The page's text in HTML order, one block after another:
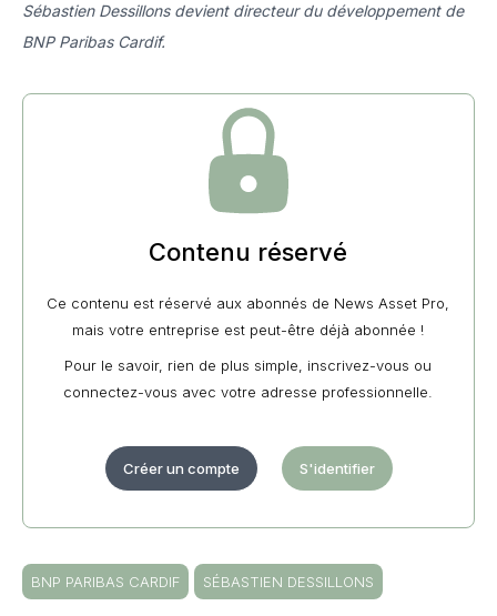
Sébastien Dessillons devient directeur du développement de
BNP Paribas Cardif.
Contenu réservé
Ce contenu est réservé aux abonnés de News Asset Pro,
mais votre entreprise est peut-être déjà abonnée !
Pour le savoir, rien de plus simple, inscrivez-vous ou
connectez-vous avec votre adresse professionnelle.
Créer un compte S'identifier
BNP PARIBAS CARDIF SÉBASTIEN DESSILLONS